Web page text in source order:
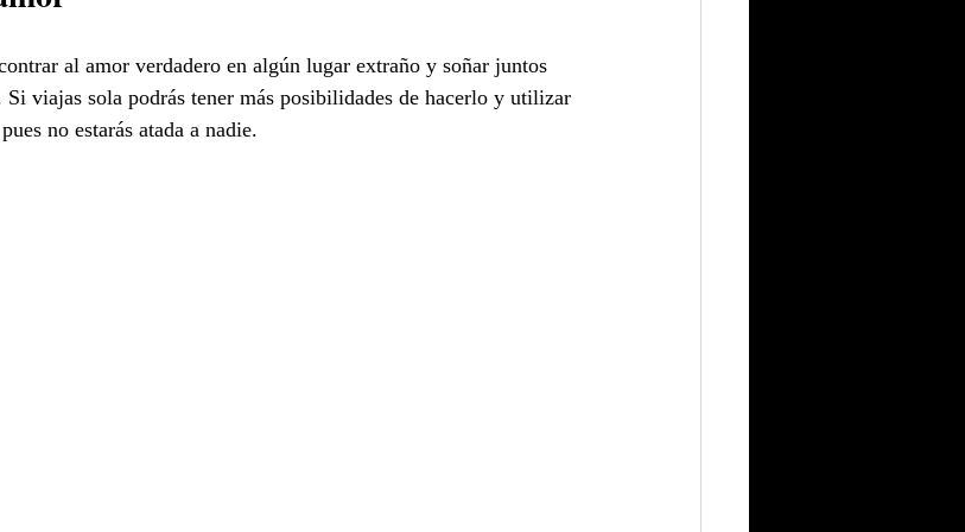
al amor verdadero en algún lugar extraño y soñar juntos
Si viajas sola podrás tener más posibilidades de hacerlo y utilizar
no estarás atada a nadie.